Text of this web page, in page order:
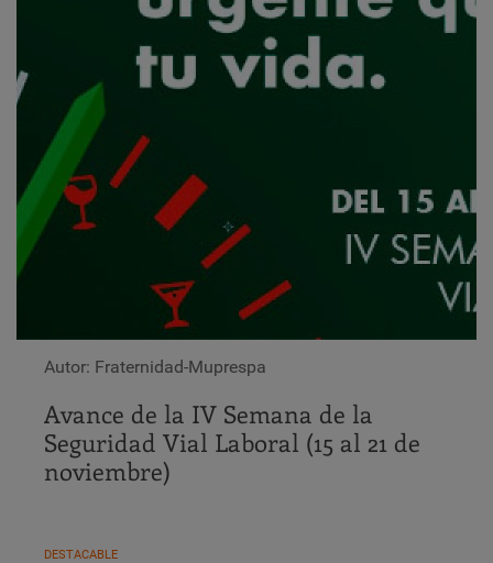
Autor: Fraternidad-Muprespa
Avance de la IV Semana de la
Seguridad Vial Laboral (15 al 21 de
noviembre)
DESTACABLE